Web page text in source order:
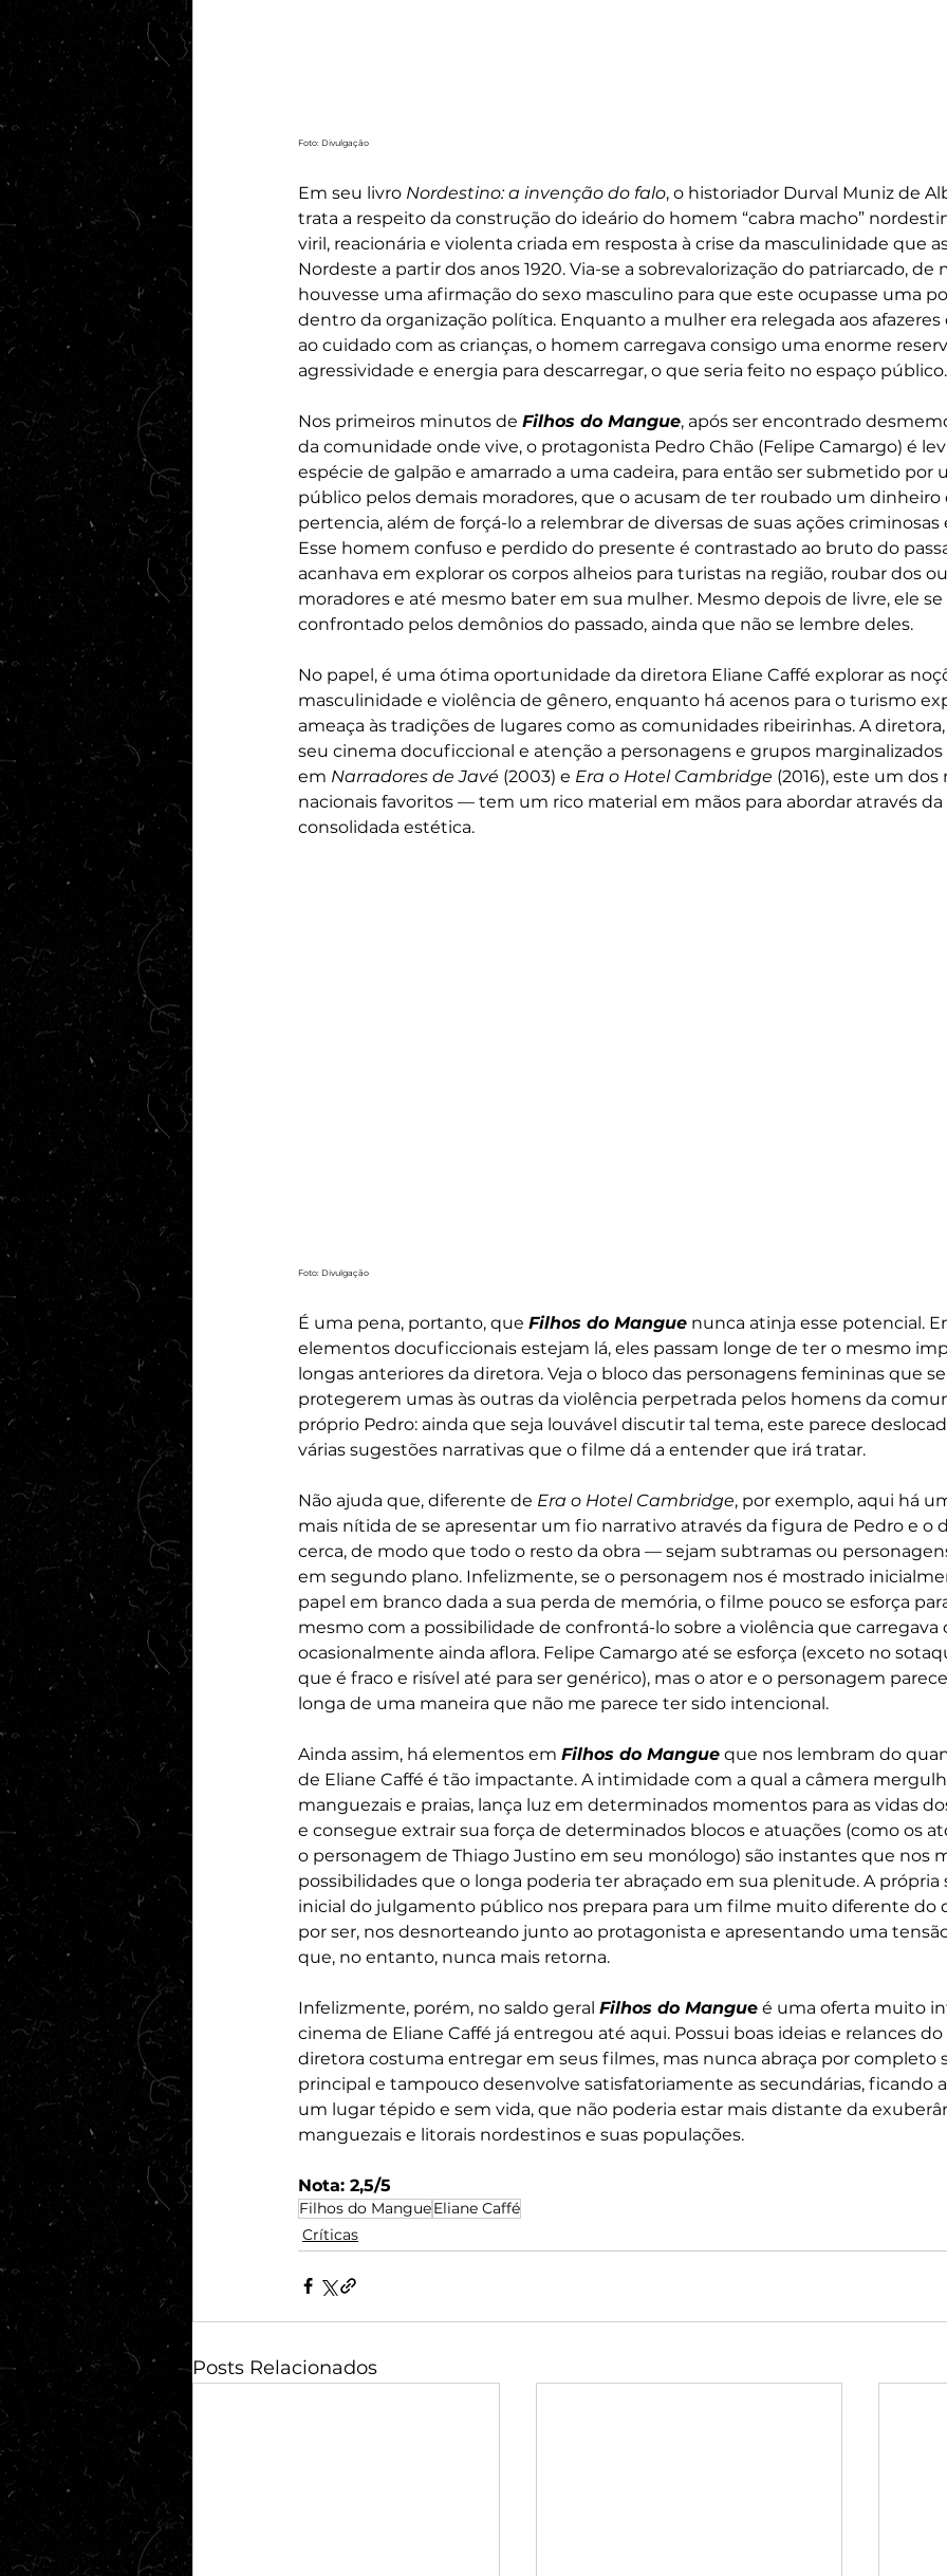
Foto: Divulgação
Em seu livro Nordestino: a invenção do falo, o historiador Durval Muniz de
trata a respeito da construção do ideário do homem “cabra macho”
viril, reacionária e violenta criada em resposta à crise da masculinidade que
Nordeste a partir dos anos 1920. Via-se a sobrevalorização do patriarcado, de
houvesse uma afirmação do sexo masculino para que este ocupasse uma
dentro da organização política. Enquanto a mulher era relegada aos
ao cuidado com as crianças, o homem carregava consigo uma enorme
agressividade e energia para descarregar, o que seria feito no espaço público.
Nos primeiros minutos de Filhos do Mangue, após ser encontrado
da comunidade onde vive, o protagonista Pedro Chão (Felipe Camargo) é
espécie de galpão e amarrado a uma cadeira, para então ser submetido por
público pelos demais moradores, que o acusam de ter roubado um dinheiro
pertencia, além de forçá-lo a relembrar de diversas de suas ações criminosas
Esse homem confuso e perdido do presente é contrastado ao bruto do
acanhava em explorar os corpos alheios para turistas na região, roubar dos
moradores e até mesmo bater em sua mulher. Mesmo depois de livre, ele se
confrontado pelos demônios do passado, ainda que não se lembre deles.
No papel, é uma ótima oportunidade da diretora Eliane Caffé explorar as
masculinidade e violência de gênero, enquanto há acenos para o turismo
ameaça às tradições de lugares como as comunidades ribeirinhas. A
seu cinema docuficcional e atenção a personagens e grupos
em Narradores de Javé (2003) e Era o Hotel Cambridge (2016), este um
nacionais favoritos — tem um rico material em mãos para abordar através da
consolidada estética.
Foto: Divulgação
É uma pena, portanto, que Filhos do Mangue nunca atinja esse potencial.
elementos docuficcionais estejam lá, eles passam longe de ter o mesmo
longas anteriores da diretora. Veja o bloco das personagens femininas que
protegerem umas às outras da violência perpetrada pelos homens da
próprio Pedro: ainda que seja louvável discutir tal tema, este parece
várias sugestões narrativas que o filme dá a entender que irá tratar.
Não ajuda que, diferente de Era o Hotel Cambridge, por exemplo, aqui há
mais nítida de se apresentar um fio narrativo através da figura de Pedro e o
cerca, de modo que todo o resto da obra — sejam subtramas ou
em segundo plano. Infelizmente, se o personagem nos é mostrado
papel em branco dada a sua perda de memória, o filme pouco se esforça
mesmo com a possibilidade de confrontá-lo sobre a violência que carregava
ocasionalmente ainda aflora. Felipe Camargo até se esforça (exceto no
que é fraco e risível até para ser genérico), mas o ator e o personagem
longa de uma maneira que não me parece ter sido intencional.
Ainda assim, há elementos em Filhos do Mangue que nos lembram do
de Eliane Caffé é tão impactante. A intimidade com a qual a câmera
manguezais e praias, lança luz em determinados momentos para as vidas
e consegue extrair sua força de determinados blocos e atuações (como os
o personagem de Thiago Justino em seu monólogo) são instantes que nos
possibilidades que o longa poderia ter abraçado em sua plenitude. A própria
inicial do julgamento público nos prepara para um filme muito diferente do
por ser, nos desnorteando junto ao protagonista e apresentando uma
que, no entanto, nunca mais retorna.
Infelizmente, porém, no saldo geral Filhos do Mangue é uma oferta muito
cinema de Eliane Caffé já entregou até aqui. Possui boas ideias e relances
diretora costuma entregar em seus filmes, mas nunca abraça por completo
principal e tampouco desenvolve satisfatoriamente as secundárias, ficando
um lugar tépido e sem vida, que não poderia estar mais distante da
manguezais e litorais nordestinos e suas populações.
Nota: 2,5/5
Filhos do MangueEliane Caffé
Críticas
Posts Relacionados